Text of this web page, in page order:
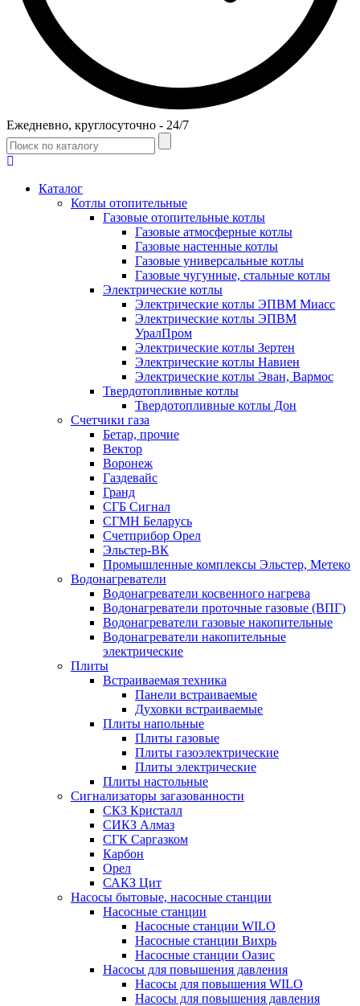
Ежедневно, круглосуточно - 24/7
Каталог
Котлы отопительные
Газовые отопительные котлы
Газовые атмосферные котлы
Газовые настенные котлы
Газовые универсальные котлы
Газовые чугунные, стальные котлы
Электрические котлы
Электрические котлы ЭПВМ Миасс
Электрические котлы ЭПВМ
УралПром
Электрические котлы Зертен
Электрические котлы Навиен
Электрические котлы Эван, Вармос
Твердотопливные котлы
Твердотопливные котлы Дон
Счетчики газа
Бетар, прочие
Вектор
Воронеж
Газдевайс
Гранд
СГБ Сигнал
СГМН Беларусь
Счетприбор Орел
Эльстер-ВК
Промышленные комплексы Эльстер, Метеко
Водонагреватели
Водонагреватели косвенного нагрева
Водонагреватели проточные газовые (ВПГ)
Водонагреватели газовые накопительные
Водонагреватели накопительные
электрические
Плиты
Встраиваемая техника
Панели встраиваемые
Духовки встраиваемые
Плиты напольные
Плиты газовые
Плиты газоэлектрические
Плиты электрические
Плиты настольные
Сигнализаторы загазованности
СКЗ Кристалл
СИКЗ Алмаз
СГК Саргазком
Карбон
Орел
САКЗ Цит
Насосы бытовые, насосные станции
Насосные станции
Насосные станции WILO
Насосные станции Вихрь
Насосные станции Оазис
Насосы для повышения давления
Насосы для повышения WILO
Насосы для повышения давления